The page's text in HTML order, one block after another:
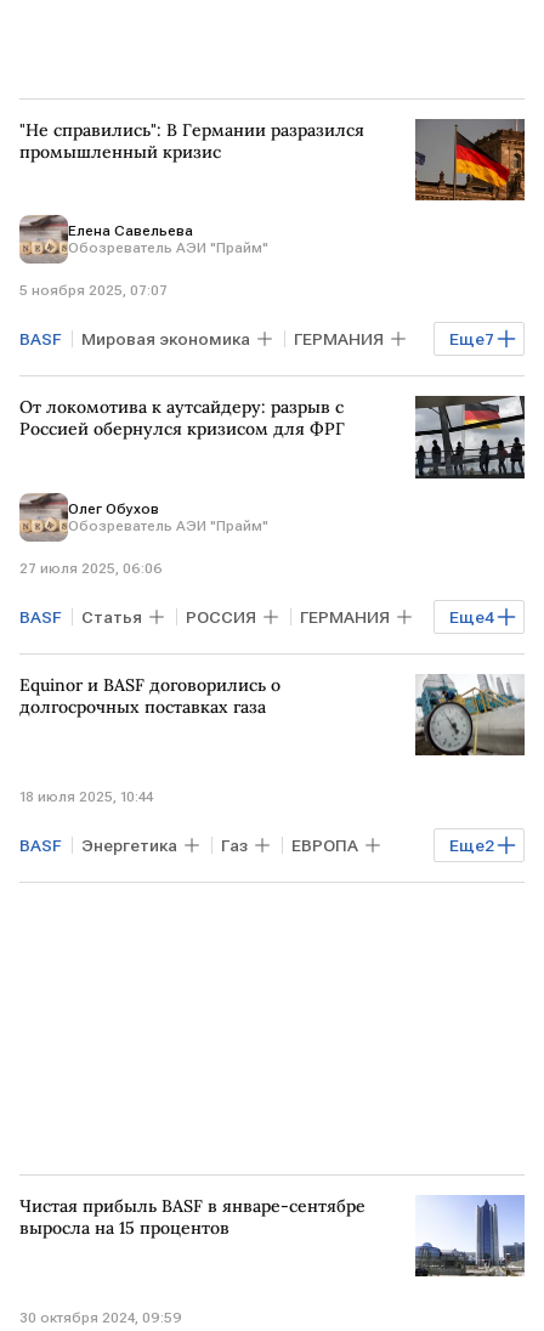
"Не справились": В Германии разразился
промышленный кризис
Елена Савельева
Обозреватель АЭИ "Прайм"
5 ноября 2025, 07:07
Еще7
BASF Мировая экономика ГЕРМАНИЯ
КИТАЙ США
Хаджимурад Белхароев
ЕС Мнения аналитиков
От локомотива к аутсайдеру: разрыв с
Россией обернулся кризисом для ФРГ
Олег Обухов
Обозреватель АЭИ "Прайм"
27 июля 2025, 06:06
Еще4
BASF Статья РОССИЯ ГЕРМАНИЯ
Берлин Брюссель ЕС
Volkswagen
Equinor и BASF договорились о
долгосрочных поставках газа
18 июля 2025, 10:44
Еще2
BASF Энергетика Газ ЕВРОПА
НОРВЕГИЯ Equinor
Чистая прибыль BASF в январе-сентябре
выросла на 15 процентов
30 октября 2024, 09:59